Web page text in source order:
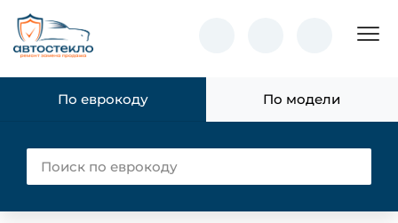
По еврокоду По модели